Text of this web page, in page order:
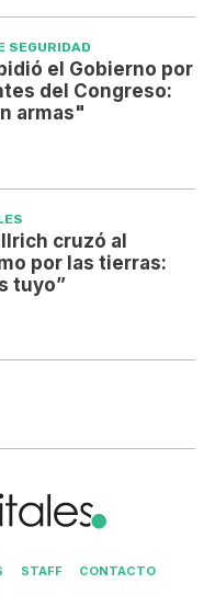
SEGURIDAD
el Gobierno por
del Congreso:
armas"
cruzó al
por las tierras:
tuyo”
STAFF CONTACTO